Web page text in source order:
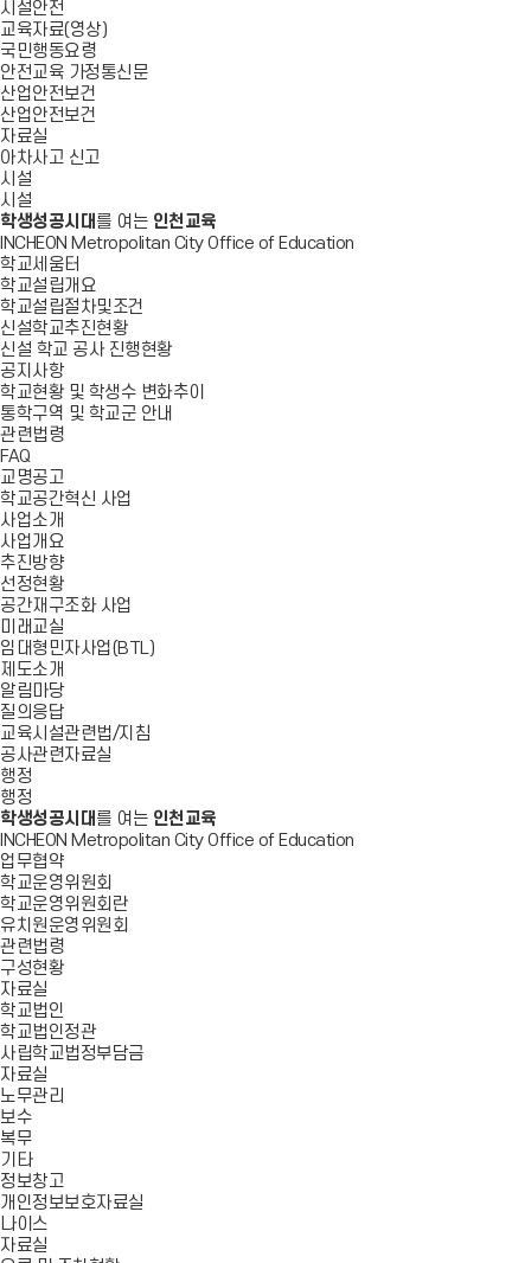
시설안전
교육자료(영상)
국민행동요령
안전교육 가정통신문
산업안전보건
산업안전보건
자료실
아차사고 신고
시설
시설
학생성공시대 를 여는 인천교육
INCHEON Metropolitan City Office of Education
학교세움터
학교설립개요
학교설립절차및조건
신설학교추진현황
신설 학교 공사 진행현황
공지사항
학교현황 및 학생수 변화추이
통학구역 및 학교군 안내
관련법령
FAQ
교명공고
학교공간혁신 사업
사업소개
사업개요
추진방향
선정현황
공간재구조화 사업
미래교실
임대형민자사업(BTL)
제도소개
알림마당
질의응답
교육시설관련법/지침
공사관련자료실
행정
행정
학생성공시대 를 여는 인천교육
INCHEON Metropolitan City Office of Education
업무협약
학교운영위원회
학교운영위원회란
유치원운영위원회
관련법령
구성현황
자료실
학교법인
학교법인정관
사립학교법정부담금
자료실
노무관리
보수
복무
기타
정보창고
개인정보보호자료실
나이스
자료실